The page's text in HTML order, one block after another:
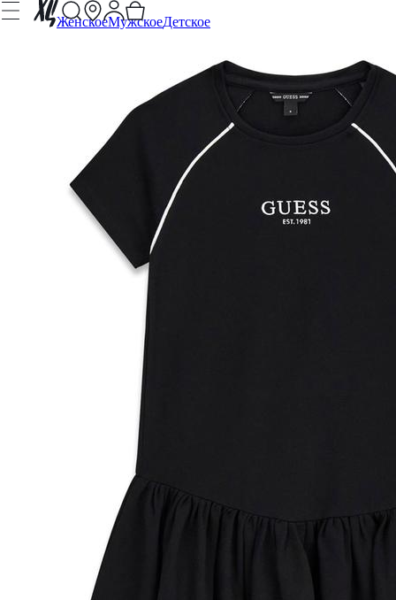
ЖенскоеМужскоеДетское